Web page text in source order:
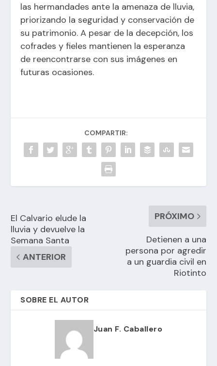
las hermandades ante la amenaza de lluvia,
priorizando la seguridad y conservación de
su patrimonio. A pesar de la decepción, los
cofrades y fieles mantienen la esperanza
de reencontrarse con sus imágenes en
futuras ocasiones.
COMPARTIR:
El Calvario elude la
lluvia y devuelve la
Semana Santa
ANTERIOR
PRÓXIMO
Detienen a una
persona por agredir
a un guardia civil en
Riotinto
SOBRE EL AUTOR
Juan F. Caballero